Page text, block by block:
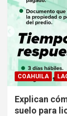
COAHUILA
Explican
suelo para